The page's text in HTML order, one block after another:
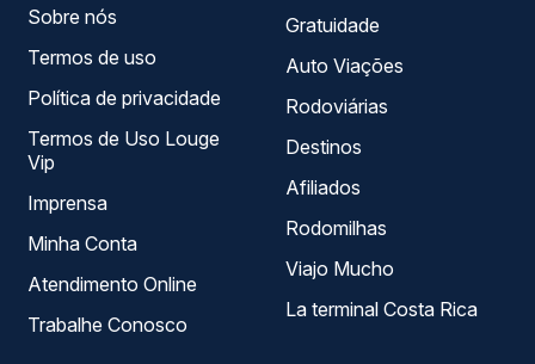
Sobre nós
Termos de uso
Política de privacidade
Termos de Uso Louge
Vip
Imprensa
Minha Conta
Atendimento Online
Trabalhe Conosco
Gratuidade
Auto Viações
Rodoviárias
Destinos
Afiliados
Rodomilhas
Viajo Mucho
La terminal Costa Rica